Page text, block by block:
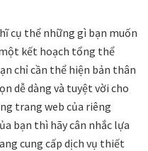
cụ thể những gì bạn muốn
kết hoạch tổng thể
chỉ cần thể hiện bản thân
dễ dàng và tuyệt vời cho
trang web của riêng
bạn thì hãy cân nhắc lựa
cung cấp dịch vụ thiết